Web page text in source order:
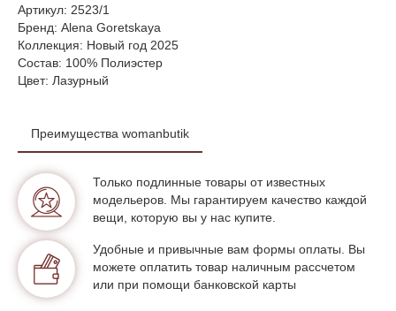
Артикул: 2523/1
Бренд: Alena Goretskaya
Коллекция: Новый год 2025
Состав: 100% Полиэстер
Цвет: Лазурный
Преимущества womanbutik
Только подлинные товары от известных
модельеров. Мы гарантируем качество каждой
вещи, которую вы у нас купите.
Удобные и привычные вам формы оплаты. Вы
можете оплатить товар наличным рассчетом
или при помощи банковской карты